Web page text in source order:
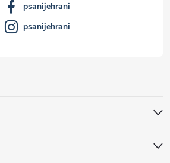
psanijehrani
psanijehrani